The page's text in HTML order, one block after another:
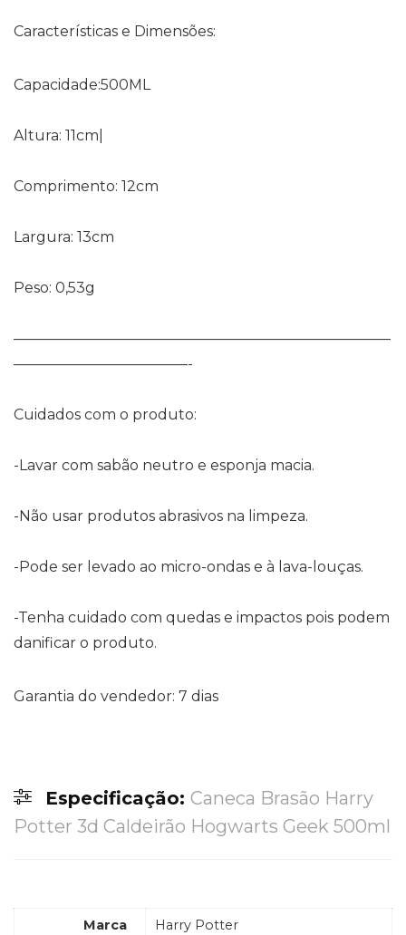
Características e Dimensões:
Capacidade:500ML
Altura: 11cm|
Comprimento: 12cm
Largura: 13cm
Peso: 0,53g
——————————————————————————
————————————-
Cuidados com o produto:
-Lavar com sabão neutro e esponja macia.
-Não usar produtos abrasivos na limpeza.
-Pode ser levado ao micro-ondas e à lava-louças.
-Tenha cuidado com quedas e impactos pois podem
danificar o produto.
Garantia do vendedor: 7 dias
Especificação: Caneca Brasão Harry
Potter 3d Caldeirão Hogwarts Geek 500ml
Marca Harry Potter